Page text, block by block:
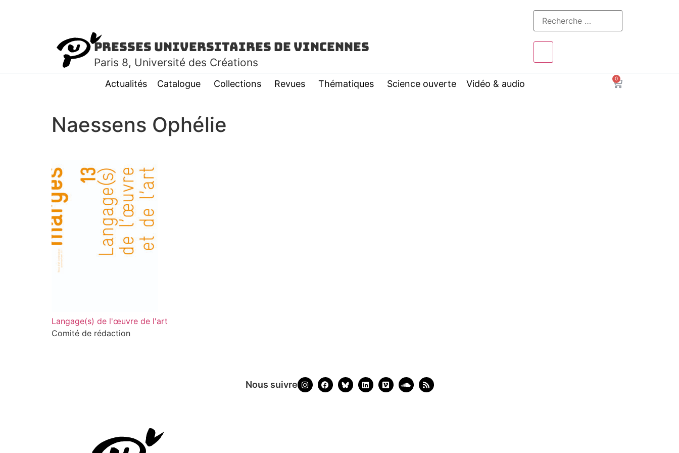
Presses Universitaires de Vincennes
Paris 8, Université des Créations
Actualités Catalogue Collections Revues Thématiques Science ouverte Vidéo & audio 0
Naessens Ophélie
Langage(s) de l'œuvre de l'art
Comité de rédaction
Nous suivre